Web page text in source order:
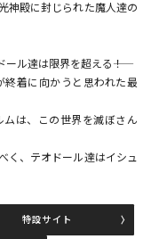
神殿に封じられた魔人達の
ル達は限界を超える――！
終着に向かうと思われた最
は、この世界を滅ぼさん
く、テオドール達はイシュ
特設サイト